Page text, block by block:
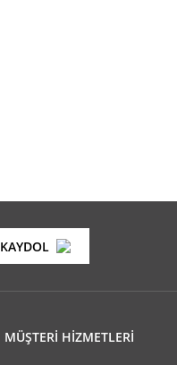
KAYDOL
MÜŞTERİ HİZMETLERİ